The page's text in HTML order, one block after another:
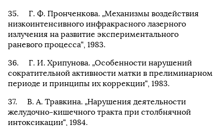
Г. Ф. Пронченкова. „Механизмы воздействия
низкоинтенсивного инфракрасного лазерного
излучения на развитие экспериментального
раневого процесса“, 1983.
Г. И. Хрипунова. „Особенности нарушений
сократительной активности матки в прелиминарном
периоде и принципы их коррекции“, 1983.
В. А. Травкина. „Нарушения деятельности
желудочно-кишечного тракта при столбнячной
интоксикации“, 1984.